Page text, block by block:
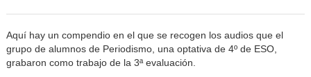
Aquí hay un compendio en el que se recogen los audios que el
grupo de alumnos de Periodismo, una optativa de 4º de ESO,
grabaron como trabajo de la 3ª evaluación.